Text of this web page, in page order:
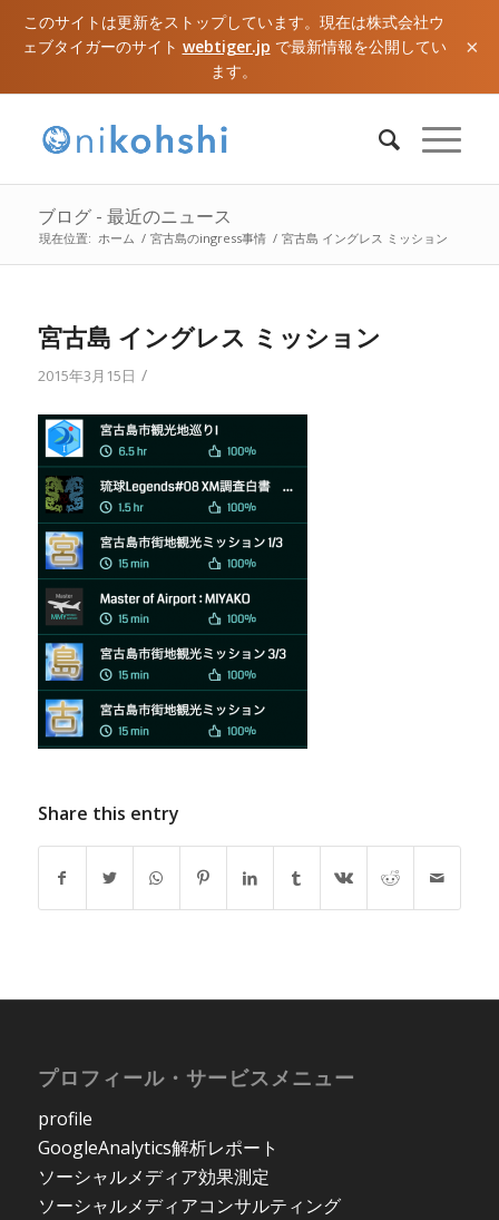
このサイトは更新をストップしています。現在は株式会社ウ
ェブタイガーのサイト webtiger.jp で最新情報を公開してい
ます。
×
ブログ - 最近のニュース
現在位置: ホーム / 宮古島のingress事情 / 宮古島 イングレス ミッション
宮古島 イングレス ミッション
2015年3月15日 /
Share this entry
プロフィール・サービスメニュー
profile
GoogleAnalytics解析レポート
ソーシャルメディア効果測定
ソーシャルメディアコンサルティング